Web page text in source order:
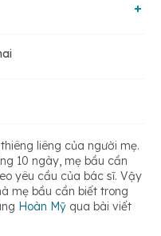
thai?
liêng của người mẹ.
10 ngày, mẹ bầu cần
yêu cầu của bác sĩ. Vậy
mẹ bầu cần biết trong
Hoàn Mỹ qua bài viết